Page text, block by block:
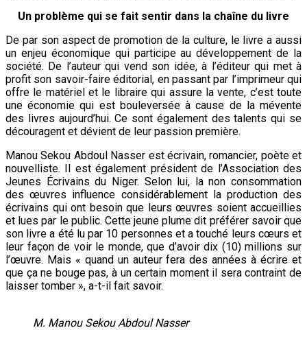
Un problème qui se fait sentir dans la chaîne du livre
De par son aspect de promotion de la culture, le livre a aussi
un enjeu économique qui participe au développement de la
société. De l’auteur qui vend son idée, à l’éditeur qui met à
profit son savoir-faire éditorial, en passant par l’imprimeur qui
offre le matériel et le libraire qui assure la vente, c’est toute
une économie qui est bouleversée à cause de la mévente
des livres aujourd’hui. Ce sont également des talents qui se
découragent et dévient de leur passion première.
Manou Sekou Abdoul Nasser est écrivain, romancier, poète et
nouvelliste. Il est également président de l’Association des
Jeunes Écrivains du Niger. Selon lui, la non consommation
des œuvres influence considérablement la production des
écrivains qui ont besoin que leurs œuvres soient accueillies
et lues par le public. Cette jeune plume dit préférer savoir que
son livre a été lu par 10 personnes et a touché leurs cœurs et
leur façon de voir le monde, que d’avoir dix (10) millions sur
l’œuvre. Mais « quand un auteur fera des années à écrire et
que ça ne bouge pas, à un certain moment il sera contraint de
laisser tomber », a-t-il fait savoir.
M. Manou Sekou Abdoul Nasser